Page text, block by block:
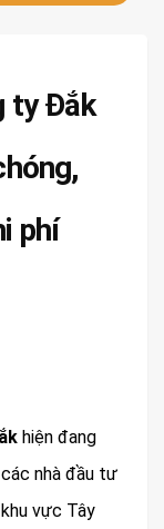
ty Đắk
phí
hiện đang
nhà đầu tư
vực Tây